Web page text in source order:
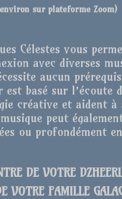
sur plateforme Zoom)
Célestes vous
avec diverses
aucun
basé sur l’écoute
créative et aident
peut
ou profondément
DE VOTRE
VOTRE FAMILLE